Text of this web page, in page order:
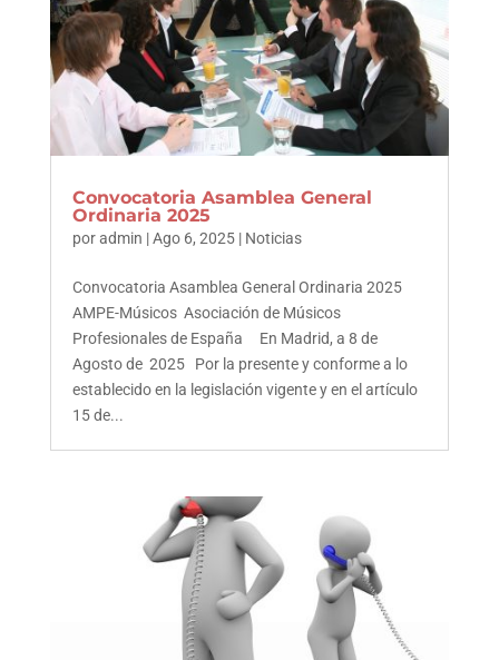
Convocatoria Asamblea General
Ordinaria 2025
poradmin |Ago 6, 2025| Noticias
Convocatoria Asamblea General Ordinaria 2025
AMPE-Músicos Asociación de Músicos
Profesionales de España En Madrid, a 8 de
Agosto de 2025 Por la presente y conforme a lo
establecido en la legislación vigente y en el artículo
15 de...